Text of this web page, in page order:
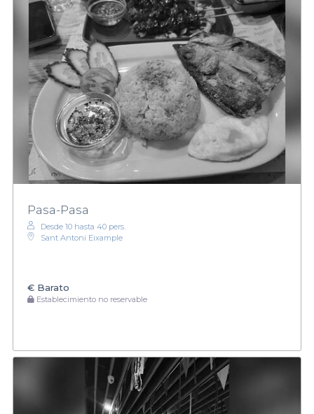
Pasa-Pasa
Desde 10 hasta 40 pers.
Sant Antoni Eixample
€ Barato
Establecimiento no reservable